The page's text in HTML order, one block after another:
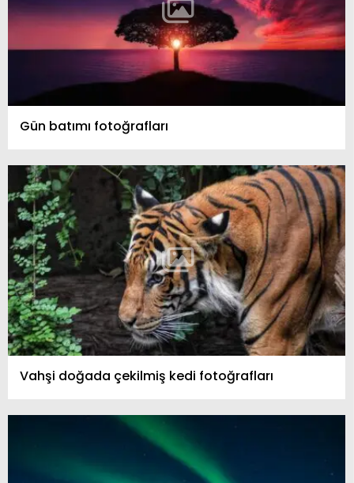
Gün batımı fotoğrafları
Vahşi doğada çekilmiş kedi fotoğrafları